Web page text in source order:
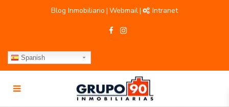
Blog Inmobiliario | Webmail| Intranet
Spanish